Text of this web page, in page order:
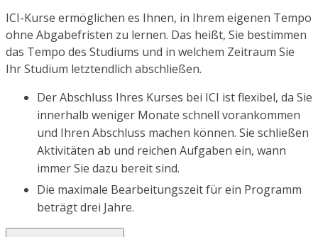
ICI-Kurse ermöglichen es Ihnen, in Ihrem eigenen Tempo
ohne Abgabefristen zu lernen. Das heißt, Sie bestimmen
das Tempo des Studiums und in welchem Zeitraum Sie
Ihr Studium letztendlich abschließen.
Der Abschluss Ihres Kurses bei ICI ist flexibel, da Sie
innerhalb weniger Monate schnell vorankommen
und Ihren Abschluss machen können. Sie schließen
Aktivitäten ab und reichen Aufgaben ein, wann
immer Sie dazu bereit sind.
Die maximale Bearbeitungszeit für ein Programm
beträgt drei Jahre.